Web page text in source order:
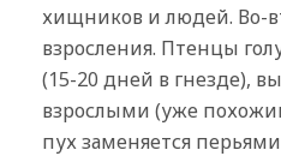
хищников и людей. Во-
взросления. Птенцы
(15-20 дней в гнезде),
взрослыми (уже
пух заменяется